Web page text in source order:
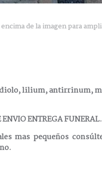
de la imagen para
lilium, antirrinum,
ENVIO ENTREGA FUNERAL.
mas pequeños